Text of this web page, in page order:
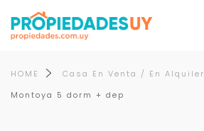
HOME Casa En Venta / En Alquiler
Montoya 5 dorm + dep